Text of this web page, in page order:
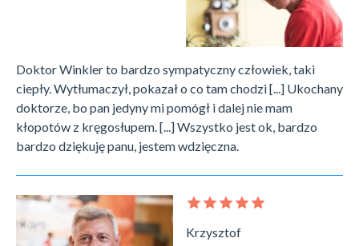
Doktor Winkler to bardzo sympatyczny człowiek, taki
ciepły. Wytłumaczył, pokazał o co tam chodzi [...] Ukochany
doktorze, bo pan jedyny mi pomógł i dalej nie mam
kłopotów z kręgosłupem. [...] Wszystko jest ok, bardzo
bardzo dziękuję panu, jestem wdzięczna.
Krzysztof